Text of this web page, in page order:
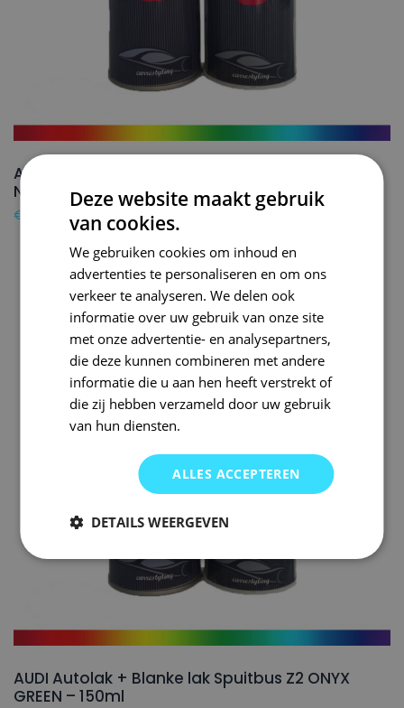
AUDI Autolak + Blanke lak Spuitbus L81Z
NEVADABEIGE – 150ml
€
AUDI Autolak + Blanke lak Spuitbus Z2 ONYX
GREEN – 150ml
Deze website maakt gebruik
van cookies.
We gebruiken cookies om inhoud en
advertenties te personaliseren en om ons
verkeer te analyseren. We delen ook
informatie over uw gebruik van onze site
met onze advertentie- en analysepartners,
die deze kunnen combineren met andere
informatie die u aan hen heeft verstrekt of
die zij hebben verzameld door uw gebruik
van hun diensten.
ALLES ACCEPTEREN
DETAILS WEERGEVEN